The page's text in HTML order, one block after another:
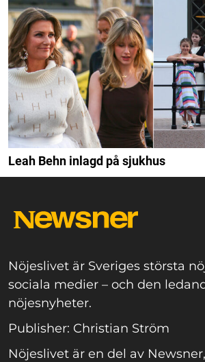
Leah Behn inlagd på sjukhus
Nöjeslivet är Sveriges största
sociala medier – och den
nöjesnyheter.
Publisher: Christian Ström
Nöjeslivet är en del av